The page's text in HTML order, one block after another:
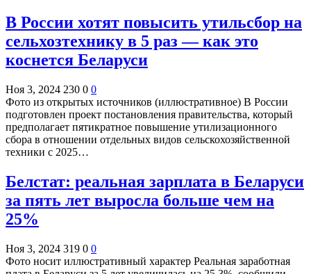
В России хотят повысить утильсбор на
сельхозтехнику в 5 раз — как это
коснется Беларуси
Ноя 3, 2024 230 0 0
Фото из открытых источников (иллюстративное) В России
подготовлен проект постановления правительства, который
предполагает пятикратное повышение утилизационного
сбора в отношении отдельных видов сельскохозяйственной
техники с 2025…
Белстат: реальная зарплата в Беларуси
за пять лет выросла больше чем на
25%
Ноя 3, 2024 319 0 0
Фото носит иллюстративный характер Реальная заработная